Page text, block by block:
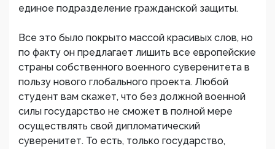
единое подразделение гражданской защиты.
Все это было покрыто массой красивых слов, но
по факту он предлагает лишить все европейские
страны собственного военного суверенитета в
пользу нового глобального проекта. Любой
студент вам скажет, что без должной военной
силы государство не сможет в полной мере
осуществлять свой дипломатический
суверенитет. То есть, только государство,